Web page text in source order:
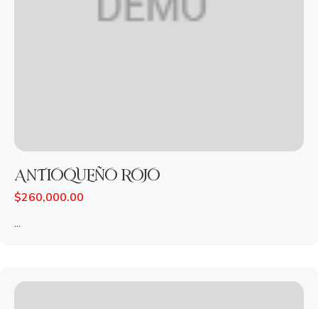
ANTIOQUEÑO ROJO
$260,000.00
...